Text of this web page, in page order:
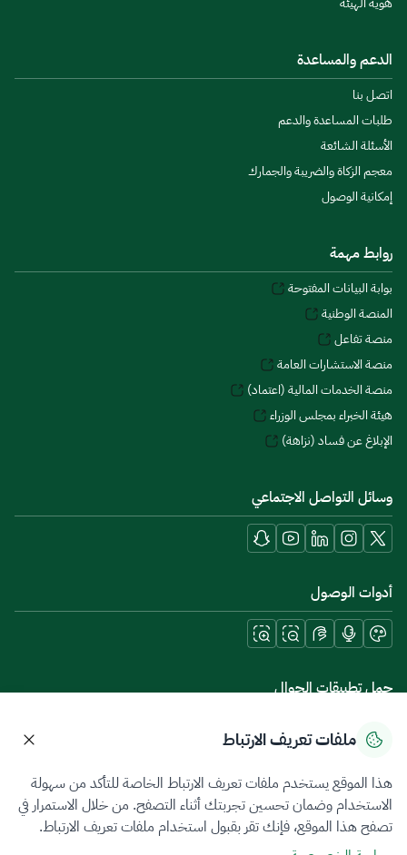
الدعم والمساعدة
اتصل بنا
طلبات المساعدة والدعم
الأسئلة الشائعة
معجم الزكاة والضريبة والجمارك
إمكانية الوصول
روابط مهمة
بوابة البيانات المفتوحة
المنصة الوطنية
منصة تفاعل
منصة الاستشارات العامة
منصة الخدمات المالية (اعتماد)
هيئة الخبراء بمجلس الوزراء
الإبلاغ عن فساد (نزاهة)
وسائل التواصل الاجتماعي
أدوات الوصول
حمل تطبيقات الجوال
سياسة الخصوصيةشروط الاستخدامخريطة الموقع
جميع الحقوق محفوظة 2026 © ZATCA.GOV.SA
ملفات تعريف الارتباط
هذا الموقع يستخدم ملفات تعريف الارتباط الخاصة للتأكد من سهولة
الاستخدام وضمان تحسين تجربتك أثناء التصفح. من خلال الاستمرار في
تصفح هذا الموقع، فإنك تقر بقبول استخدام ملفات تعريف الارتباط.